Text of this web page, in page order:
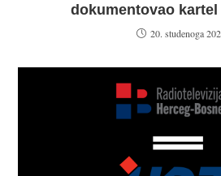
dokumentovao
20. studenoga